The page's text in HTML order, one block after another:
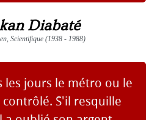
Diabaté
Scientifique (1938 - 1988)
les jours le métro ou le
S'il resquille